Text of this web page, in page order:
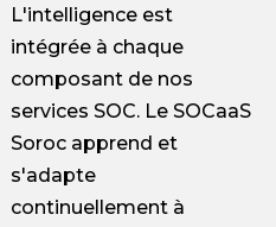
L'intelligence est
intégrée à chaque
composant de nos
services SOC. Le SOCaaS
Soroc apprend et
s'adapte
continuellement à